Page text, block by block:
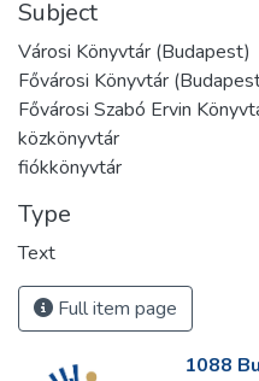
Subject
Városi Könyvtár (Budapest)
Fővárosi Könyvtár
Fővárosi Szabó Ervin
közkönyvtár
fiókkönyvtár
Type
Text
Full item page
1088